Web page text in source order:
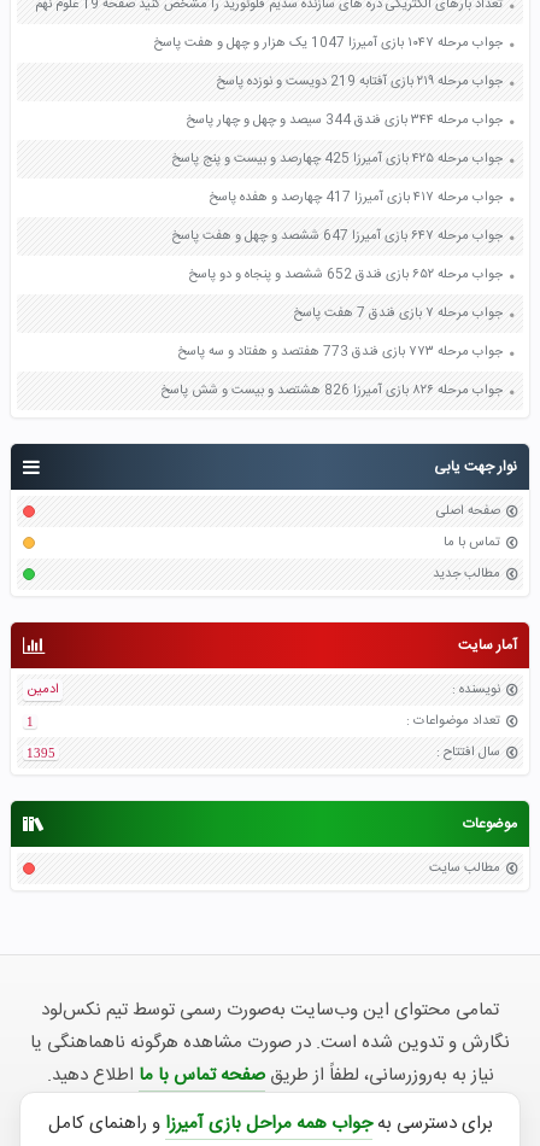
نوار جهت یابی
صفحه اصلی
تماس با ما
مطالب جدید
آمار سایت
نویسنده :
ادمین
تعداد موضواعات :
1
سال افتتاح :
1395
موضوعات
مطالب سایت
تعداد بارهای الکتریکی ذره های سازنده سدیم فلوئورید را مشخص کنید صفحه 19 علوم نهم
جواب مرحله ۱۰۴۷ بازی آمیرزا 1047 یک هزار و چهل و هفت پاسخ
جواب مرحله ۲۱۹ بازی آفتابه 219 دویست و نوزده پاسخ
جواب مرحله ۳۴۴ بازی فندق 344 سیصد و چهل و چهار پاسخ
جواب مرحله ۴۲۵ بازی آمیرزا 425 چهارصد و بیست و پنج پاسخ
جواب مرحله ۴۱۷ بازی آمیرزا 417 چهارصد و هفده پاسخ
جواب مرحله ۶۴۷ بازی آمیرزا 647 ششصد و چهل و هفت پاسخ
جواب مرحله ۶۵۲ بازی فندق 652 ششصد و پنجاه و دو پاسخ
جواب مرحله ۷ بازی فندق 7 هفت پاسخ
جواب مرحله ۷۷۳ بازی فندق 773 هفتصد و هفتاد و سه پاسخ
جواب مرحله ۸۲۶ بازی آمیرزا 826 هشتصد و بیست و شش پاسخ
تمامی محتوای این وب‌سایت به‌صورت رسمی توسط تیم نکس‌لود
نگارش و تدوین شده است. در صورت مشاهده هرگونه ناهماهنگی یا
نیاز به به‌روزرسانی، لطفاً از طریقصفحه تماس با ما اطلاع دهید.
برای دسترسی به جواب همه مراحل بازی آمیرزا و راهنمای کامل